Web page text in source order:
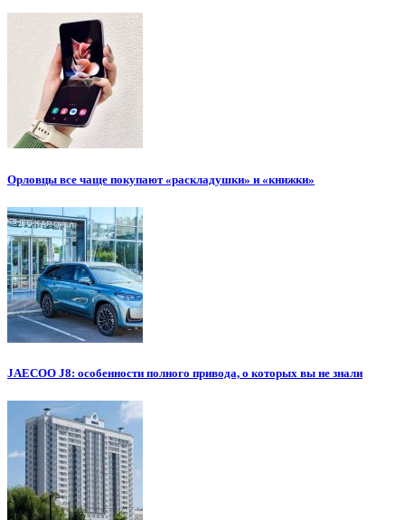
Орловцы все чаще покупают «раскладушки» и «книжки»
JAECOO J8: особенности полного привода, о которых вы не знали